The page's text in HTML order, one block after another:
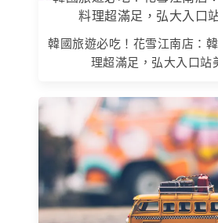
韓國旅遊必吃！花雪江南店：
理超滿足，弘大入口站